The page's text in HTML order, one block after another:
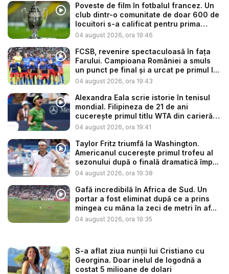
Poveste de film în fotbalul francez. Un
club dintr-o comunitate de doar 600 de
locuitori s-a calificat pentru prima
dată...
04 august 2026, ora 19:46
FCSB, revenire spectaculoasă în fața
Farului. Campioana României a smuls
un punct pe final și a urcat pe primul l...
04 august 2026, ora 19:43
Alexandra Eala scrie istorie în tenisul
mondial. Filipineza de 21 de ani
cucerește primul titlu WTA din carieră
d...
04 august 2026, ora 19:41
Taylor Fritz triumfă la Washington.
Americanul cucerește primul trofeu al
sezonului după o finală dramatică împ...
04 august 2026, ora 19:38
Gafă incredibilă în Africa de Sud. Un
portar a fost eliminat după ce a prins
mingea cu mâna la zeci de metri în af...
04 august 2026, ora 19:35
S-a aflat ziua nunții lui Cristiano cu
Georgina. Doar inelul de logodnă a
costat 5 milioane de dolari